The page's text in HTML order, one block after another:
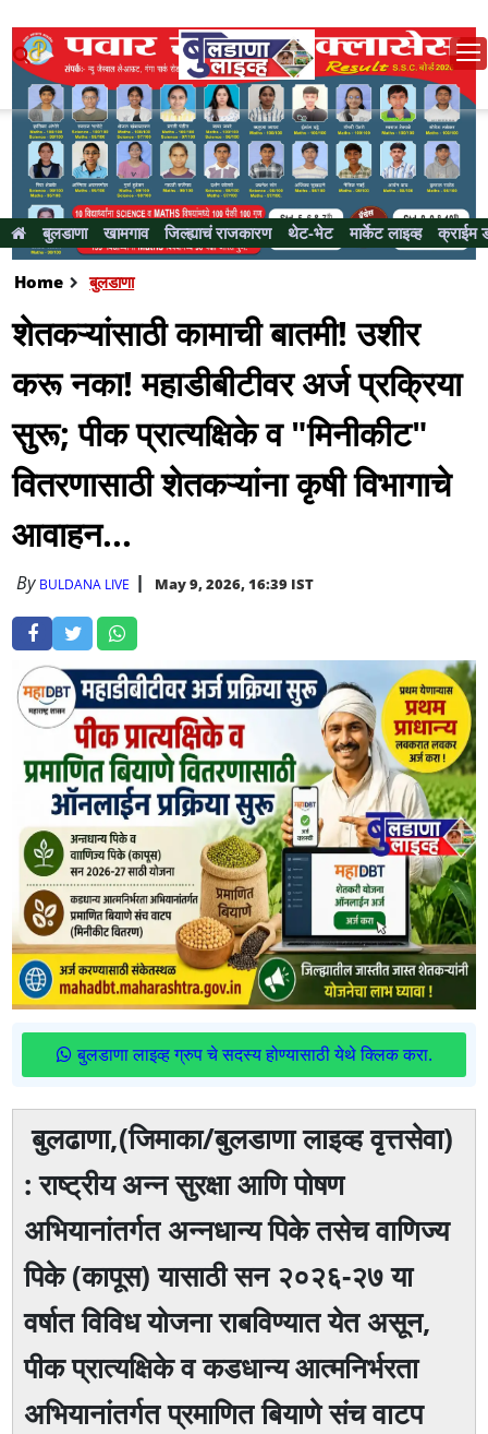
बुलडाणा खामगाव जिल्ह्याचं राजकारण थेट-भेट मार्केट लाइव्ह क्राईम
Home बुलडाणा
शेतकऱ्यांसाठी कामाची बातमी! उशीर
करू नका! महाडीबीटीवर अर्ज प्रक्रिया
सुरू; पीक प्रात्यक्षिके व "मिनीकीट"
वितरणासाठी शेतकऱ्यांना कृषी विभागाचे
आवाहन...
By BULDANA LIVE May 9, 2026, 16:39 IST
बुलडाणा लाइव्ह ग्रुप चे सदस्य होण्यासाठी येथे क्लिक करा.
बुलढाणा,(जिमाका/बुलडाणा लाइव्ह वृत्तसेवा)
: राष्ट्रीय अन्न सुरक्षा आणि पोषण
अभियानांतर्गत अन्नधान्य पिके तसेच वाणिज्य
पिके (कापूस) यासाठी सन २०२६-२७ या
वर्षात विविध योजना राबविण्यात येत असून,
पीक प्रात्यक्षिके व कडधान्य आत्मनिर्भरता
अभियानांतर्गत प्रमाणित बियाणे संच वाटप